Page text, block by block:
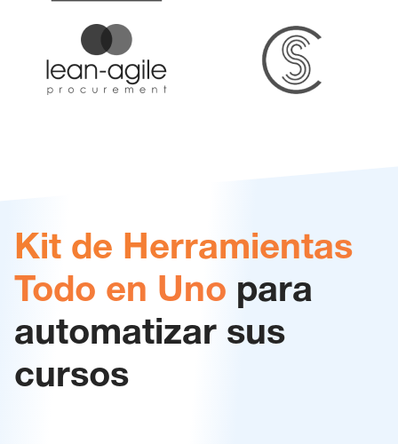
Kit de Herramientas
Todo en Uno para
automatizar sus
cursos